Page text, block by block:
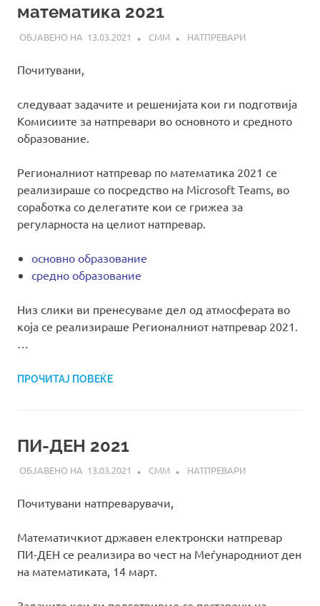
математика 2021
13.03.2021 СММ НАТПРЕВАРИ
Почитувани,
следуваат задачите и решенијата кои ги подготвија
Комисиите за натпревари во основното и средното
образование.
Регионалниот натпревар по математика 2021 се
реализираше со посредство на Microsoft Teams, во
соработка со делегатите кои се грижеа за
регуларноста на целиот натпревар.
основно образование
средно образование
Низ слики ви пренесуваме дел од атмосферата во
која се реализираше Регионалниот натпревар 2021.
ПРОЧИТАЈ ПОВЕЌЕ
ПИ-ДЕН 2021
13.03.2021 СММ НАТПРЕВАРИ
Почитувани натпреварувачи,
Математичкиот државен електронски натпревар
ПИ-ДЕН се реализира во чест на Меѓународниот ден
на математиката, 14 март.